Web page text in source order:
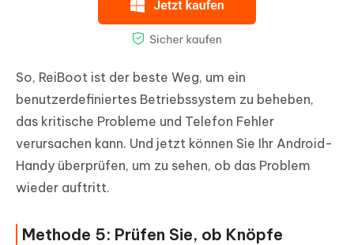
So, ReiBoot ist der beste Weg, um ein
benutzerdefiniertes Betriebssystem zu beheben,
das kritische Probleme und Telefon Fehler
verursachen kann. Und jetzt können Sie Ihr Android-
Handy überprüfen, um zu sehen, ob das Problem
wieder auftritt.
Methode 5: Prüfen Sie, ob Knöpfe